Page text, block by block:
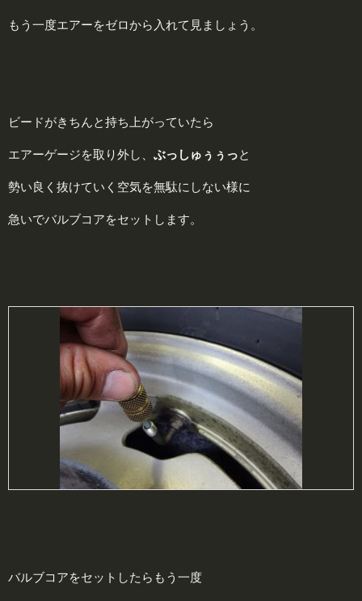
もう一度エアーをゼロから入れて見ましょう。
ビードがきちんと持ち上がっていたら
エアーゲージを取り外し、 ぶっしゅぅぅっと
勢い良く抜けていく空気を無駄にしない様に
急いでバルブコアをセットします。
バルブコアをセットしたらもう一度